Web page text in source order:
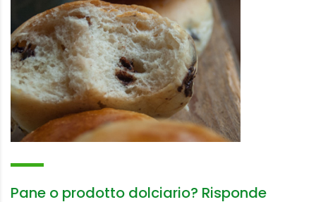
Pane o prodotto dolciario? Risponde